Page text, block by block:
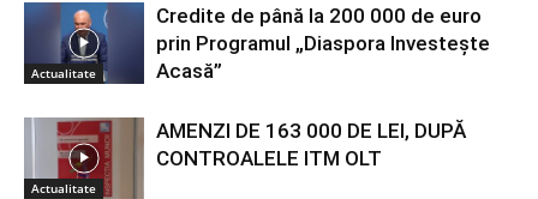
Actualitate
Credite de până la 200 000 de euro
prin Programul „Diaspora Investește
Acasă”
Actualitate
AMENZI DE 163 000 DE LEI, DUPĂ
CONTROALELE ITM OLT